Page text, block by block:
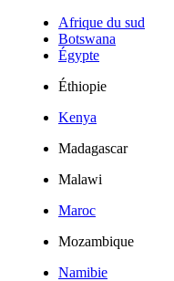
Afrique du sud
Botswana
Égypte
Éthiopie
Kenya
Madagascar
Malawi
Maroc
Mozambique
Namibie